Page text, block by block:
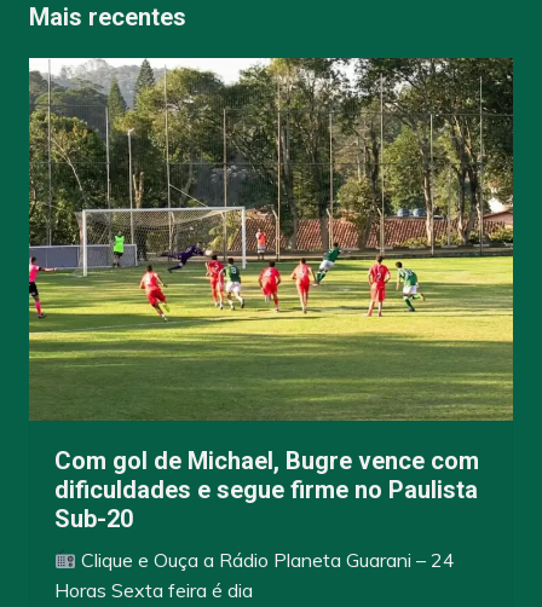
Mais recentes
Com gol de Michael, Bugre vence com
dificuldades e segue firme no Paulista
Sub-20
Clique e Ouça a Rádio Planeta Guarani – 24
Horas Sexta feira é dia